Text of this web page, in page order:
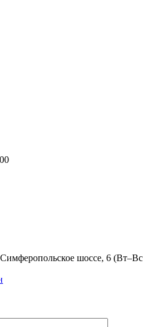
Симферопольское шоссе, 6 (Вт–Вс